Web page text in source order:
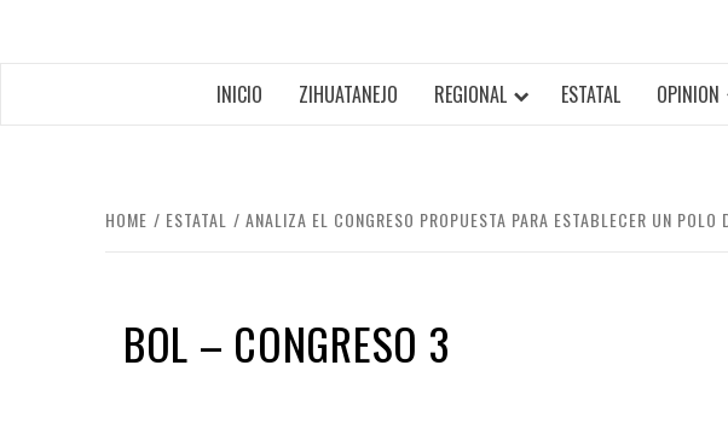
INICIO ZIHUATANEJO REGIONAL ESTATAL OPINION
HOME ESTATAL ANALIZA EL CONGRESO PROPUESTA PARA ESTABLECER UN POLO
BOL – CONGRESO 3